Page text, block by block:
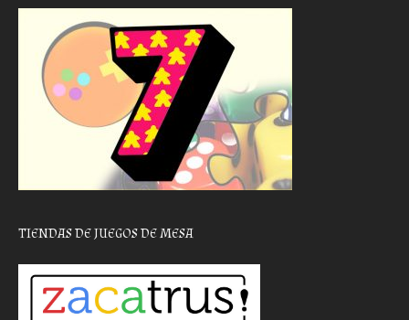
TIENDAS DE JUEGOS DE MESA